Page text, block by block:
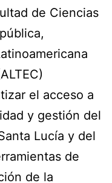
de Ciencias
el acceso a
y gestión del
Lucía y del
de
de la